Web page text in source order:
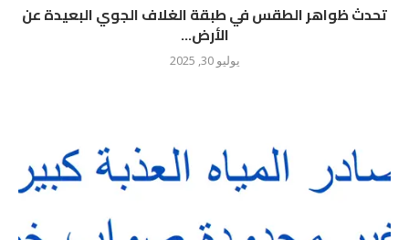
تحدث ظواهر الطقس في طبقة الغلاف الجوي البعيدة عن
الأرض...
يوليو 30, 2025